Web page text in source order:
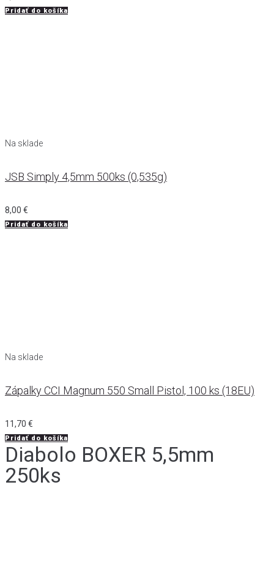
Pridať do košíka
Na sklade
JSB Simply 4,5mm 500ks (0,535g)
8,00 €
Pridať do košíka
Na sklade
Zápalky CCI Magnum 550 Small Pistol, 100 ks (18EU)
11,70 €
Pridať do košíka
Diabolo BOXER 5,5mm
250ks